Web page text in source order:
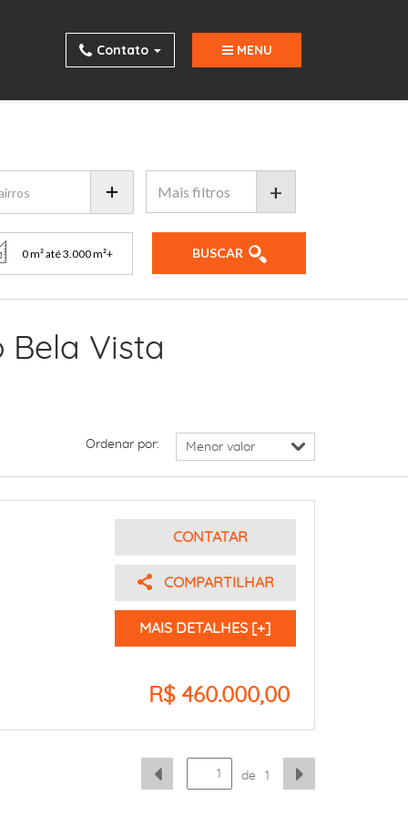
Contato MENU
+
BUSCAR
Bela Vista
Ordenar por:
CONTATAR
COMPARTILHAR
MAIS DETALHES [+]
R$ 460.000,00
de 1